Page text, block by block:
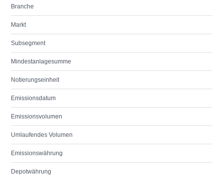
Branche
Markt
Subsegment
Mindestanlagesumme
Notierungseinheit
Emissionsdatum
Emissionsvolumen
Umlaufendes Volumen
Emissionswährung
Depotwährung